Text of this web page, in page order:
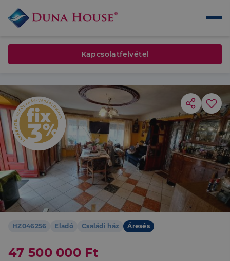
HZ046256 Eladó Családi ház Áresés
47 500 000 Ft
Kapcsolatfelvétel